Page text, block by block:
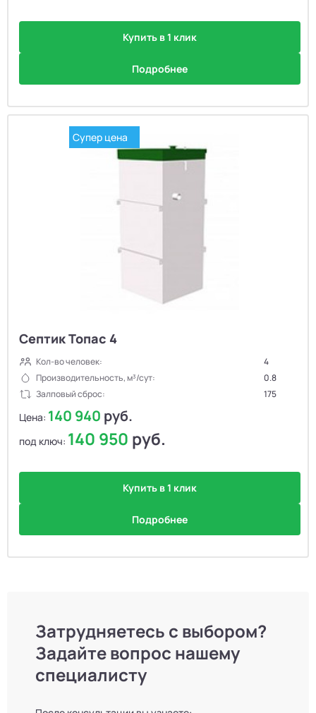
Купить в 1 клик
Подробнее
Супер цена
Септик Топас 4
Кол-во человек:
4
Производительность, м³/сут:
0.8
Залповый сброс:
175
Цена: 140 940 руб.
под ключ: 140 950 руб.
Купить в 1 клик
Подробнее
Затрудняетесь с выбором?
Задайте вопрос нашему
специалисту